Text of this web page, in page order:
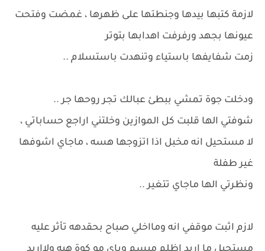
لازمة كتبها بيدها وجنطتها على ظهرها ، غمضت وفتحت
عيونها بجهد ورفرفت اهدابها بتوتر
زمت شفايفها باستياء وتنهدت باستسلام ..
ودخلت جوة تمشي ببطئ عبالك تجر روحها جر ..
شوفتي الها قلبت كل الموازين وخلتني اراجع حساباتي ،
لا مستحيل انه مخبل اذا اتزوجها هسه ، ماجاي اشوفها
غير طفلة
ونظرتي الها ماجاي تتغير ..
لازم اثبت موقفي انه ومااخلي صباح بحقدهه تأثر عليه